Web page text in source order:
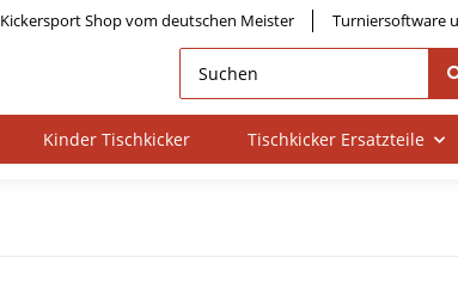
Kickersport Shop vom deutschen Meister Turniersoftware
Kinder Tischkicker Tischkicker Ersatzteile